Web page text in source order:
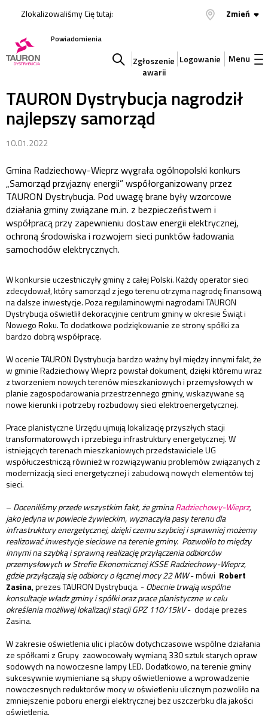
Zlokalizowaliśmy Cię tutaj: Zmień
Powiadomienia
Szukaj
w
Zgłoszenie
awarii
Logowanie Menu
TAURON Dystrybucja nagrodził
najlepszy samorząd
10.01.2022
Gmina Radziechowy-Wieprz wygrała ogólnopolski konkurs
„Samorząd przyjazny energii” współorganizowany przez
TAURON Dystrybucja. Pod uwagę brane były wzorcowe
działania gminy związane m.in. z bezpieczeństwem i
współpracą przy zapewnieniu dostaw energii elektrycznej,
ochroną środowiska i rozwojem sieci punktów ładowania
samochodów elektrycznych.
W konkursie uczestniczyły gminy z całej Polski. Każdy operator sieci
zdecydował, który samorząd z jego terenu otrzyma nagrodę finansową
na dalsze inwestycje. Poza regulaminowymi nagrodami TAURON
Dystrybucja oświetlił dekoracyjnie centrum gminy w okresie Świąt i
Nowego Roku. To dodatkowe podziękowanie ze strony spółki za
bardzo dobrą współpracę.
W ocenie TAURON Dystrybucja bardzo ważny był między innymi fakt, że
w gminie Radziechowy Wieprz powstał dokument, dzięki któremu wraz
z tworzeniem nowych terenów mieszkaniowych i przemysłowych w
planie zagospodarowania przestrzennego gminy, wskazywane są
nowe kierunki i potrzeby rozbudowy sieci elektroenergetycznej.
Prace planistyczne Urzędu ujmują lokalizację przyszłych stacji
transformatorowych i przebiegu infrastruktury energetycznej. W
istniejących terenach mieszkaniowych przedstawiciele UG
współuczestniczą również w rozwiązywaniu problemów związanych z
modernizacją sieci energetycznej i zabudową nowych elementów tej
sieci.
– Doceniliśmy przede wszystkim fakt, że gminaRadziechowy-Wieprz,
jako jedyna w powiecie żywieckim, wyznaczyła pasy terenu dla
infrastruktury energetycznej, dzięki czemu szybciej i sprawniej możemy
realizować inwestycje sieciowe na terenie gminy. Pozwoliło to między
innymi na szybką i sprawną realizację przyłączenia odbiorców
przemysłowych w Strefie Ekonomicznej KSSE Radziechowy-Wieprz,
gdzie przyłączają się odbiorcy o łącznej mocy 22 MW- mówi Robert
Zasina, prezes TAURON Dystrybucja. -Obecnie trwają wspólne
konsultacje władz gminy i spółki oraz prace planistyczne w celu
określenia możliwej lokalizacji stacji GPZ 110/15kV- dodaje prezes
Zasina.
W zakresie oświetlenia ulic i placów dotychczasowe wspólne działania
ze spółkami z Grupy zaowocowały wymianą 330 sztuk starych opraw
sodowych na nowoczesne lampy LED. Dodatkowo, na terenie gminy
sukcesywnie wymieniane są słupy oświetleniowe a wprowadzenie
nowoczesnych reduktorów mocy w oświetleniu ulicznym pozwoliło na
zmniejszenie poboru energii elektrycznej bez uszczerbku dla jakości
oświetlenia.